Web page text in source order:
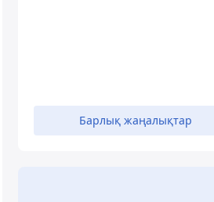
Барлық жаңалықтар